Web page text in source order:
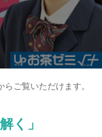
らご覧いただけます。
く」